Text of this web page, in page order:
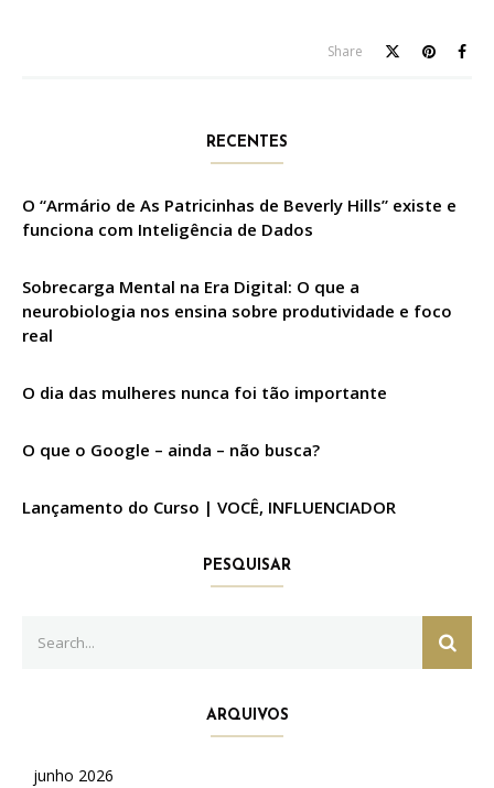
Share
RECENTES
O “Armário de As Patricinhas de Beverly Hills” existe e
funciona com Inteligência de Dados
Sobrecarga Mental na Era Digital: O que a
neurobiologia nos ensina sobre produtividade e foco
real
O dia das mulheres nunca foi tão importante
O que o Google – ainda – não busca?
Lançamento do Curso | VOCÊ, INFLUENCIADOR
PESQUISAR
for:
ARQUIVOS
junho 2026